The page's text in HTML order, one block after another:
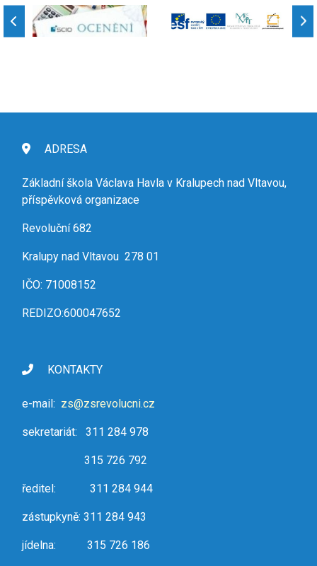
ADRESA
Základní škola Václava Havla v Kralupech nad Vltavou,
příspěvková organizace
Revoluční 682
Kralupy nad Vltavou 278 01
IČO: 71008152
REDIZO:600047652
KONTAKTY
e-mail: zs@zsrevolucni.cz
sekretariát: 311 284 978
315 726 792
ředitel: 311 284 944
zástupkyně: 311 284 943
jídelna: 315 726 186